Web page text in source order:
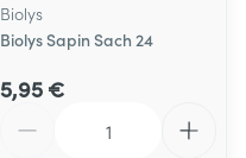
Biolys
Biolys Sapin Sach 24
5,95 €